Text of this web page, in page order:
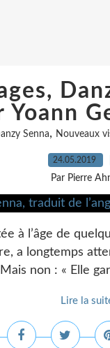
Yoann
Senna, Nouveaux
24.05.2019
Par Pierre
à l’âge de
a longtemps
non : « Elle
Lire la